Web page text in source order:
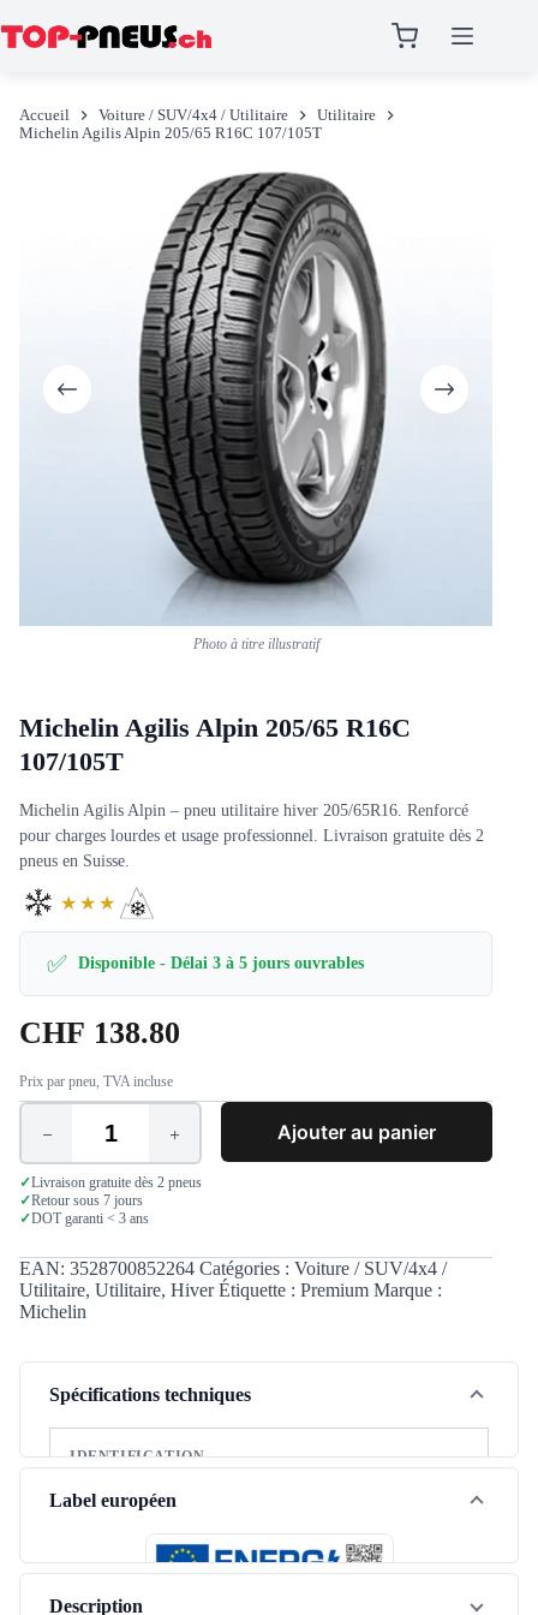
contenu
Accueil Voiture / SUV/4x4 / Utilitaire
Utilitaire
Michelin Agilis Alpin 205/65 R16C 107/105T
Photo à titre illustratif
Michelin Agilis Alpin 205/65 R16C
107/105T
Michelin Agilis Alpin – pneu utilitaire hiver 205/65R16. Renforcé
pour charges lourdes et usage professionnel. Livraison gratuite dès 2
pneus en Suisse.
★★★
✅ Disponible - Délai 3 à 5 jours ouvrables
CHF 138.80
Prix par pneu, TVA incluse
quantité
de
Michelin
Agilis
Alpin
R16C
107/105T
Ajouter au panier
✓Livraison gratuite dès 2 pneus
✓Retour sous 7 jours
✓DOT garanti < 3 ans
EAN: 3528700852264 Catégories : Voiture / SUV/4x4 /
Utilitaire, Utilitaire, Hiver Étiquette : Premium Marque :
Michelin
Spécifications techniques
IDENTIFICATION
Marque
Agilis Alpin
Saison Hiver
Label européen
Description